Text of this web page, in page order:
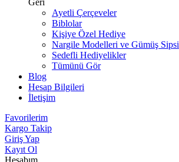
Geri
Ayetli Çerçeveler
Biblolar
Kişiye Özel Hediye
Nargile Modelleri ve Gümüş Sipsi
Sedefli Hediyelikler
Tümünü Gör
Blog
Hesap Bilgileri
İletişim
Favorilerim
Kargo Takip
Giriş Yap
Kayıt Ol
Hesabım